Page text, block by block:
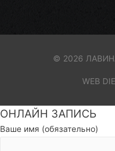
© 2026
WEB
Пролистать
наверх
ОНЛАЙН ЗАПИСЬ
Ваше имя (обязательно)